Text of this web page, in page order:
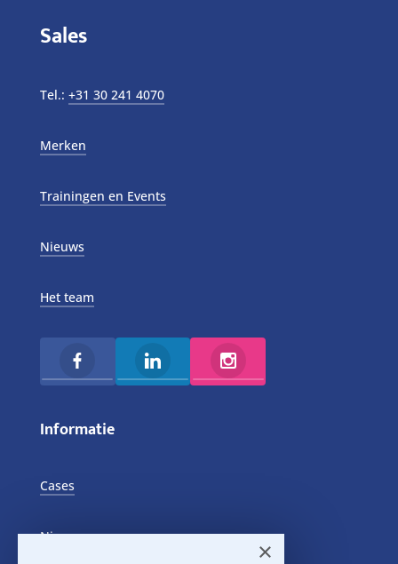
Sales
Tel.: +31 30 241 4070
Merken
Trainingen en Events
Nieuws
Het team
Informatie
Cases
Nieuws
×